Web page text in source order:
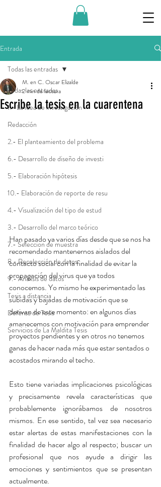
Entrada
Todas las entradas
1.- La idea de investigación
Redacción
2.- El planteamiento del problema
6.- Desarrollo de diseño de investi
5.- Elaboración hipótesis
10.- Elaboración de reporte de resu
4.- Visualización del tipo de estud
3.- Desarrollo del marco teórico
7.- Seleccion de muestra
8.- Recolección de datos
9.- Análisis de datos
Tesis a distancia
Defensa de Tesis
Servicios de La Maldita Tesis
Todas las entradas
Escribe la tesis en la cuarentena
M. en C. Oscar Elizalde
2 min de lectura
Han pasado ya varios días desde que se nos ha
recomendado mantenernos aislados del
contacto social con la finalidad de evitar la
propagación del virus que ya todos
conocemos. Yo mismo he experimentado las
subidas y bajadas de motivación que se
derivan de este momento: en algunos días
amanecemos con motivación para emprender
proyectos pendientes y en otros no tenemos
ganas de hacer nada más que estar sentados o
acostados mirando el techo.
Esto tiene variadas implicaciones psicológicas
y precisamente revela características que
probablemente ignorábamos de nosotros
mismos. En ese sentido, tal vez sea necesario
estar alertas de estas manifestaciones con la
finalidad de hacer algo al respecto; buscar un
profesional que nos ayude a dirigir las
emociones y sentimientos que se presentan
actualmente.